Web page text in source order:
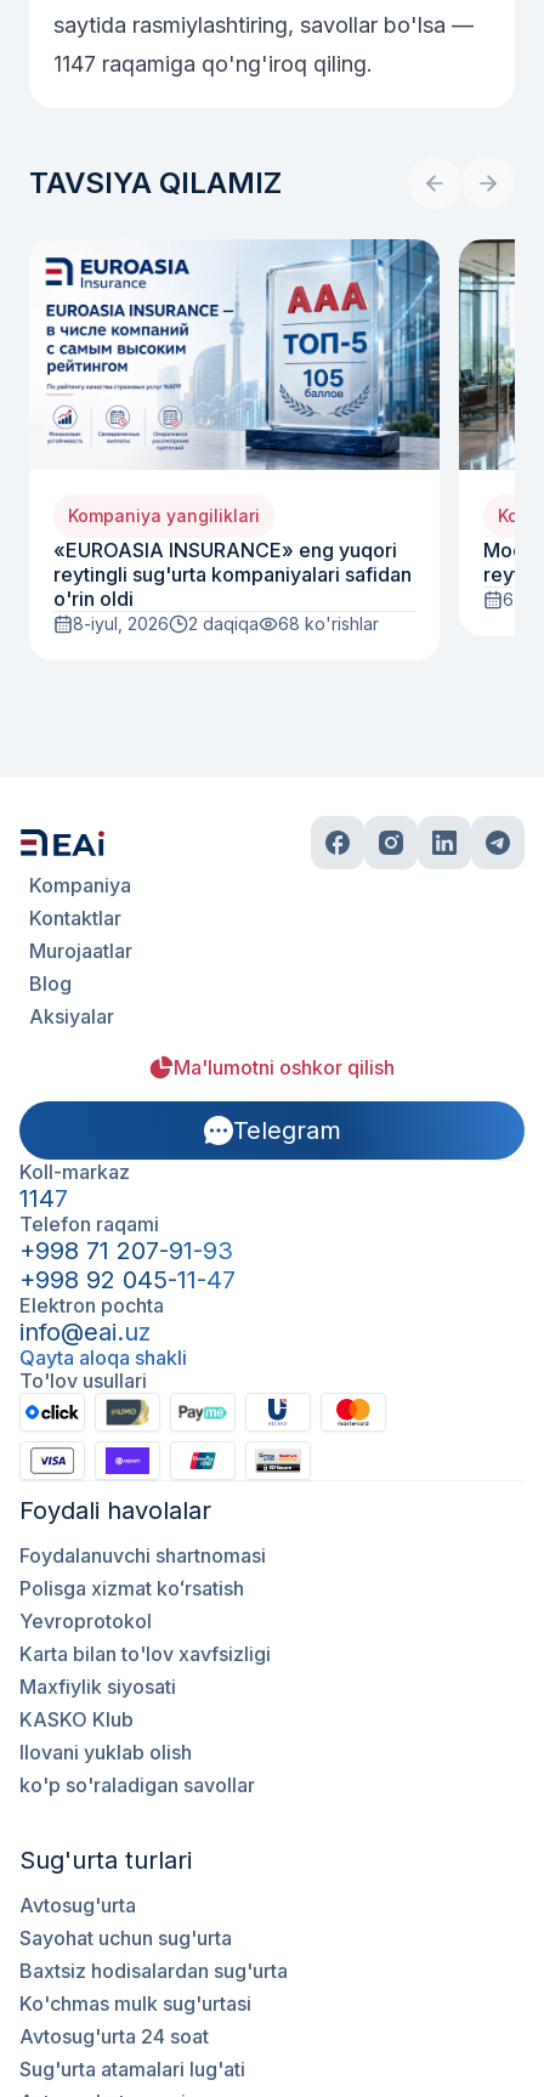
saytida rasmiylashtiring, savollar bo'lsa —
1147 raqamiga qo'ng'iroq qiling.
TAVSIYA QILAMIZ
Kompaniya yangiliklari
«EUROASIA INSURANCE» eng yuqori
reytingli sug'urta kompaniyalari safidan
o'rin oldi
8-iyul, 2026 2 daqiqa 68 ko'rishlar
6-
Kompaniya
Kontaktlar
Murojaatlar
Blog
Aksiyalar
Ma'lumotni oshkor qilish
Telegram
Koll-markaz
1147
Telefon raqami
+998 71 207-91-93
+998 92 045-11-47
Elektron pochta
info@eai.uz
Qayta aloqa shakli
To'lov usullari
Foydali havolalar
Foydalanuvchi shartnomasi
Polisga xizmat koʻrsatish
Yevroprotokol
Karta bilan to'lov xavfsizligi
Maxfiylik siyosati
KASKO Klub
Ilovani yuklab olish
ko'p so'raladigan savollar
Sug'urta turlari
Avtosug'urta
Sayohat uchun sug'urta
Baxtsiz hodisalardan sug'urta
Ko'chmas mulk sug'urtasi
Avtosug'urta 24 soat
Sug'urta atamalari lug'ati